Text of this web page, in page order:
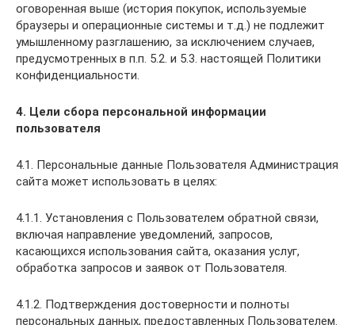
оговоренная выше (история покупок, используемые
браузеры и операционные системы и т.д.) не подлежит
умышленному разглашению, за исключением случаев,
предусмотренных в п.п. 5.2. и 5.3. настоящей Политики
конфиденциальности.
4. Цели сбора персональной информации
пользователя
4.1. Персональные данные Пользователя Администрация
сайта может использовать в целях:
4.1.1. Установления с Пользователем обратной связи,
включая направление уведомлений, запросов,
касающихся использования сайта, оказания услуг,
обработка запросов и заявок от Пользователя.
4.1.2. Подтверждения достоверности и полноты
персональных данных, предоставленных Пользователем.